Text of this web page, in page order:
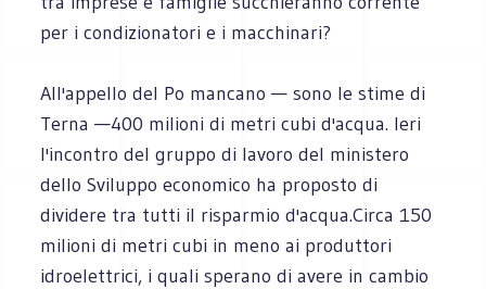
per i condizionatori e i macchinari?
All'appello del Po mancano — sono le stime di
Terna —400 milioni di metri cubi d'acqua. Ieri
l'incontro del gruppo di lavoro del ministero
dello Sviluppo economico ha proposto di
dividere tra tutti il risparmio d'acqua.Circa 150
milioni di metri cubi in meno ai produttori
idroelettrici, i quali sperano di avere in cambio